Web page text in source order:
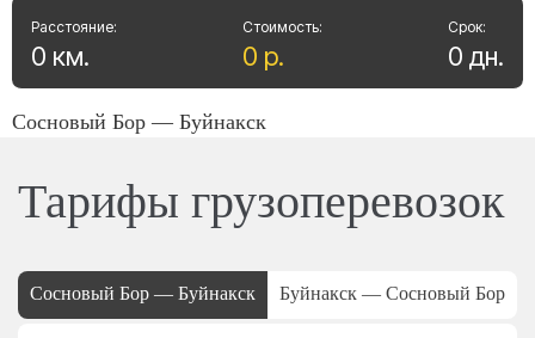
Стоимость:
0 р.
Расстояние:
0 км.
Срок:
0 дн.
Сосновый Бор — Буйнакск
Тарифы грузоперевозок
Сосновый Бор — Буйнакск Буйнакск — Сосновый Бор